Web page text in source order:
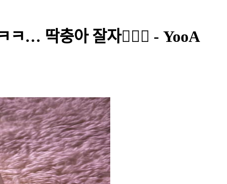
… 딱충아 잘자🤦🏻‍♀️ - YooA